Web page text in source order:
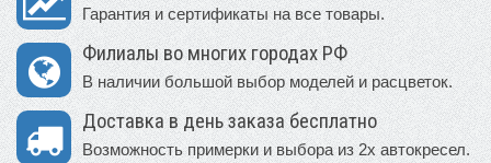
Гарантия и сертификаты на все товары.
Филиалы во многих городах РФ
В наличии большой выбор моделей и расцветок.
Доставка в день заказа бесплатно
Возможность примерки и выбора из 2х автокресел.